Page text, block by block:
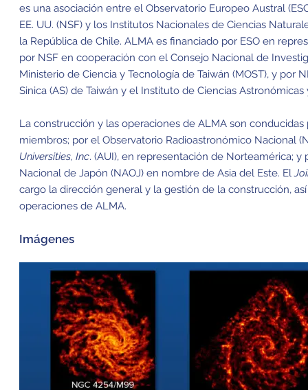
es una asociación entre el Observatorio Europeo Austral
EE. UU. (NSF) y los Institutos Nacionales de Ciencias
la República de Chile. ALMA es financiado por ESO en
por NSF en cooperación con el Consejo Nacional de
Ministerio de Ciencia y Tecnología de Taiwán (MOST), y por
Sinica (AS) de Taiwán y el Instituto de Ciencias Astronómicas
La construcción y las operaciones de ALMA son
miembros; por el Observatorio Radioastronómico Nacional
Universities, Inc. (AUI), en representación de Norteamérica;
Nacional de Japón (NAOJ) en nombre de Asia del Este. El
cargo la dirección general y la gestión de la construcción,
operaciones de ALMA.
Imágenes